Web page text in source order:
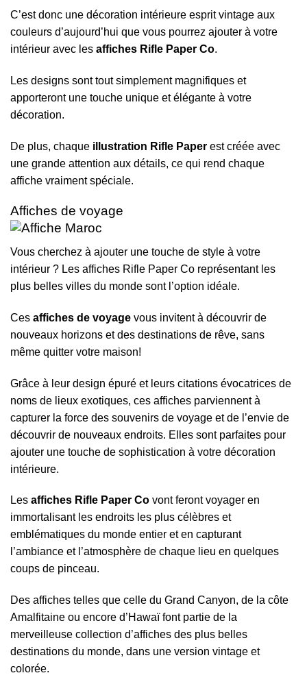
C’est donc une décoration intérieure esprit vintage aux
couleurs d’aujourd’hui que vous pourrez ajouter à votre
intérieur avec les affiches Rifle Paper Co.
Les designs sont tout simplement magnifiques et
apporteront une touche unique et élégante à votre
décoration.
De plus, chaque illustration Rifle Paper est créée avec
une grande attention aux détails, ce qui rend chaque
affiche vraiment spéciale.
Affiches de voyage
Vous cherchez à ajouter une touche de style à votre
intérieur ? Les affiches Rifle Paper Co représentant les
plus belles villes du monde sont l’option idéale.
Ces affiches de voyage vous invitent à découvrir de
nouveaux horizons et des destinations de rêve, sans
même quitter votre maison!
Grâce à leur design épuré et leurs citations évocatrices de
noms de lieux exotiques, ces affiches parviennent à
capturer la force des souvenirs de voyage et de l’envie de
découvrir de nouveaux endroits. Elles sont parfaites pour
ajouter une touche de sophistication à votre décoration
intérieure.
Les affiches Rifle Paper Co vont feront voyager en
immortalisant les endroits les plus célèbres et
emblématiques du monde entier et en capturant
l’ambiance et l’atmosphère de chaque lieu en quelques
coups de pinceau.
Des affiches telles que celle du Grand Canyon, de la côte
Amalfitaine ou encore d’Hawaï font partie de la
merveilleuse collection d’affiches des plus belles
destinations du monde, dans une version vintage et
colorée.